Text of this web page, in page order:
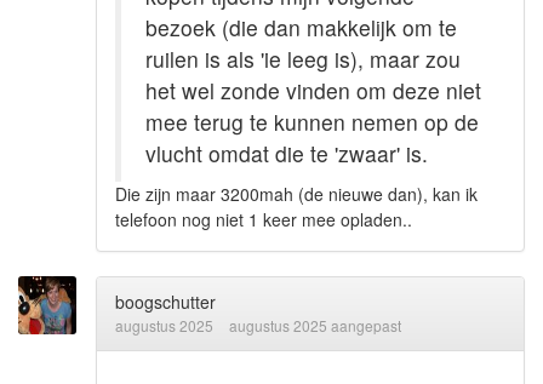
bezoek (die dan makkelijk om te
ruilen is als 'ie leeg is), maar zou
het wel zonde vinden om deze niet
mee terug te kunnen nemen op de
vlucht omdat die te 'zwaar' is.
Die zijn maar 3200mah (de nieuwe dan), kan ik
telefoon nog niet 1 keer mee opladen..
boogschutter
augustus 2025 augustus 2025 aangepast